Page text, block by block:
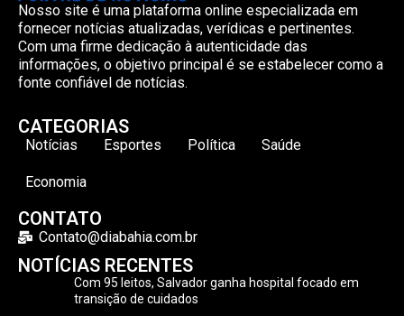
Nosso site é uma plataforma online especializada em
fornecer notícias atualizadas, verídicas e pertinentes.
Com uma firme dedicação à autenticidade das
informações, o objetivo principal é se estabelecer como a
fonte confiável de notícias.
CATEGORIAS
Notícias Esportes Política Saúde
Economia
CONTATO
Contato@diabahia.com.br
NOTÍCIAS RECENTES
Com 95 leitos, Salvador ganha hospital focado em
transição de cuidados